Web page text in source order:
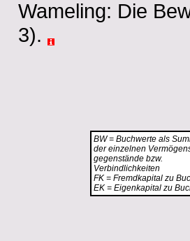
Wameling: Die
3).
BW = Buchwerte als
der einzelnen
gegenstände bzw.
Verbindlichkeiten
FK = Fremdkapital zu
EK = Eigenkapital zu